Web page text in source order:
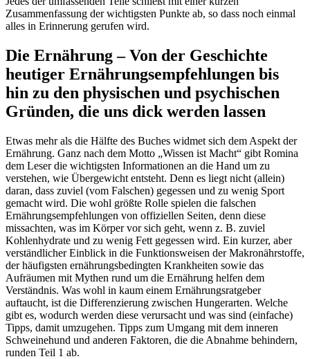
Zusammenfassung der wichtigsten Punkte ab, so dass noch einmal
alles in Erinnerung gerufen wird.
Die Ernährung – Von der Geschichte
heutiger Ernährungsempfehlungen bis
hin zu den physischen und psychischen
Gründen, die uns dick werden lassen
Etwas mehr als die Hälfte des Buches widmet sich dem Aspekt der
Ernährung. Ganz nach dem Motto „Wissen ist Macht“ gibt Romina
dem Leser die wichtigsten Informationen an die Hand um zu
verstehen, wie Übergewicht entsteht. Denn es liegt nicht (allein)
daran, dass zuviel (vom Falschen) gegessen und zu wenig Sport
gemacht wird. Die wohl größte Rolle spielen die falschen
Ernährungsempfehlungen von offiziellen Seiten, denn diese
missachten, was im Körper vor sich geht, wenn z. B. zuviel
Kohlenhydrate und zu wenig Fett gegessen wird. Ein kurzer, aber
verständlicher Einblick in die Funktionsweisen der Makronährstoffe,
der häufigsten ernährungsbedingten Krankheiten sowie das
Aufräumen mit Mythen rund um die Ernährung helfen dem
Verständnis. Was wohl in kaum einem Ernährungsratgeber
auftaucht, ist die Differenzierung zwischen Hungerarten. Welche
gibt es, wodurch werden diese verursacht und was sind (einfache)
Tipps, damit umzugehen. Tipps zum Umgang mit dem inneren
Schweinehund und anderen Faktoren, die die Abnahme behindern,
runden Teil 1 ab.